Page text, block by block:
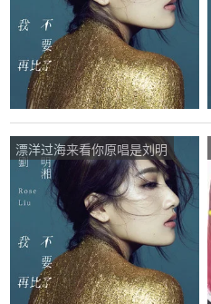
漂洋过海来看你原唱是刘明
湘，由木子李翻唱(试听次
数:19)